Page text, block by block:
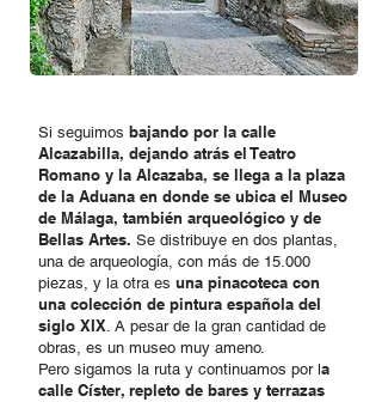
Si seguimos bajando por la calle
Alcazabilla, dejando atrás el Teatro
Romano y la Alcazaba, se llega a la plaza
de la Aduana en donde se ubica el Museo
de Málaga, también arqueológico y de
Bellas Artes. Se distribuye en dos plantas,
una de arqueología, con más de 15.000
piezas, y la otra es una pinacoteca con
una colección de pintura española del
siglo XIX. A pesar de la gran cantidad de
obras, es un museo muy ameno.
Pero sigamos la ruta y continuamos por la
calle Císter, repleto de bares y terrazas